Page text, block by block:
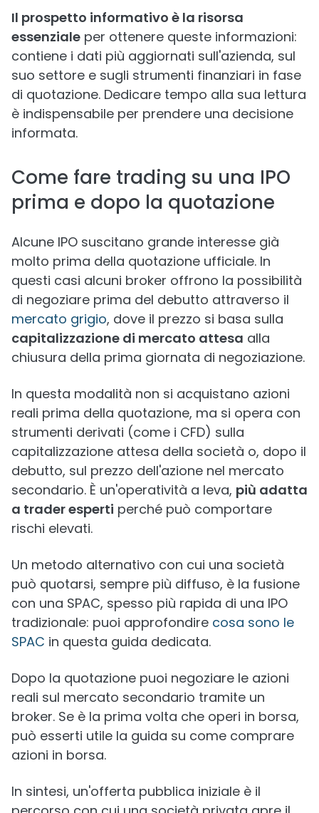
Il prospetto informativo è la risorsa
essenziale per ottenere queste informazioni:
contiene i dati più aggiornati sull'azienda, sul
suo settore e sugli strumenti finanziari in fase
di quotazione. Dedicare tempo alla sua lettura
è indispensabile per prendere una decisione
informata.
Come fare trading su una IPO
prima e dopo la quotazione
Alcune IPO suscitano grande interesse già
molto prima della quotazione ufficiale. In
questi casi alcuni broker offrono la possibilità
di negoziare prima del debutto attraverso il
mercato grigio, dove il prezzo si basa sulla
capitalizzazione di mercato attesa alla
chiusura della prima giornata di negoziazione.
In questa modalità non si acquistano azioni
reali prima della quotazione, ma si opera con
strumenti derivati (come i CFD) sulla
capitalizzazione attesa della società o, dopo il
debutto, sul prezzo dell'azione nel mercato
secondario. È un'operatività a leva, più adatta
a trader esperti perché può comportare
rischi elevati.
Un metodo alternativo con cui una società
può quotarsi, sempre più diffuso, è la fusione
con una SPAC, spesso più rapida di una IPO
tradizionale: puoi approfondire cosa sono le
SPAC in questa guida dedicata.
Dopo la quotazione puoi negoziare le azioni
reali sul mercato secondario tramite un
broker. Se è la prima volta che operi in borsa,
può esserti utile la guida su come comprare
azioni in borsa.
In sintesi, un'offerta pubblica iniziale è il